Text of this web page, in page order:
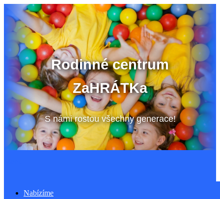
Přeskočit
na
obsah
Rodinné centrum
ZaHRÁTKa
S námi rostou všechny generace!
Nabízíme